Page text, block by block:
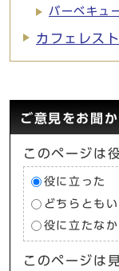
バーベキュ
カフェレス
ご意見をお聞
このページは
役に立った
どちらとも
役に立たな
このページは